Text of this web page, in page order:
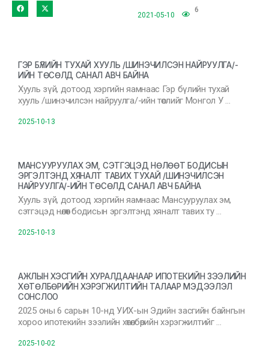
2021-05-10
6
ГЭР БҮЛИЙН ТУХАЙ ХУУЛЬ /ШИНЭЧИЛСЭН НАЙРУУЛГА/-
ИЙН ТӨСӨЛД САНАЛ АВЧ БАЙНА
Хууль зүй, дотоод хэргийн яамнаас Гэр бүлийн тухай
хууль /шинэчилсэн найруулга/-ийн төслийг Монгол У …
2025-10-13
МАНСУУРУУЛАХ ЭМ, СЭТГЭЦЭД НӨЛӨӨТ БОДИСЫН
ЭРГЭЛТЭНД ХЯНАЛТ ТАВИХ ТУХАЙ /ШИНЭЧИЛСЭН
НАЙРУУЛГА/-ИЙН ТӨСӨЛД САНАЛ АВЧ БАЙНА
Хууль зүй, дотоод хэргийн яамнаас Мансууруулах эм,
сэтгэцэд нөлөөт бодисын эргэлтэнд хяналт тавих ту …
2025-10-13
АЖЛЫН ХЭСГИЙН ХУРАЛДААНААР ИПОТЕКИЙН ЗЭЭЛИЙН
ХӨТӨЛБӨРИЙН ХЭРЭГЖИЛТИЙН ТАЛААР МЭДЭЭЛЭЛ
СОНСЛОО
2025 оны 6 сарын 10-нд УИХ-ын Эдийн засгийн байнгын
хороо ипотекийн зээлийн хөтөлбөрийн хэрэгжилтийг …
2025-10-02